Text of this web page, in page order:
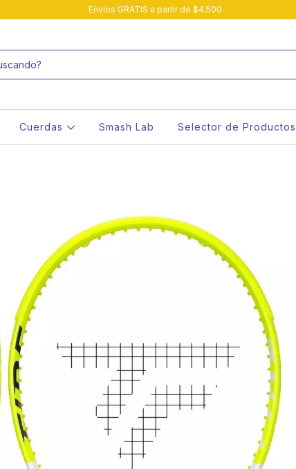
Envíos GRATIS a partir de $4,500
Cuerdas Smash Lab Selector de Productos